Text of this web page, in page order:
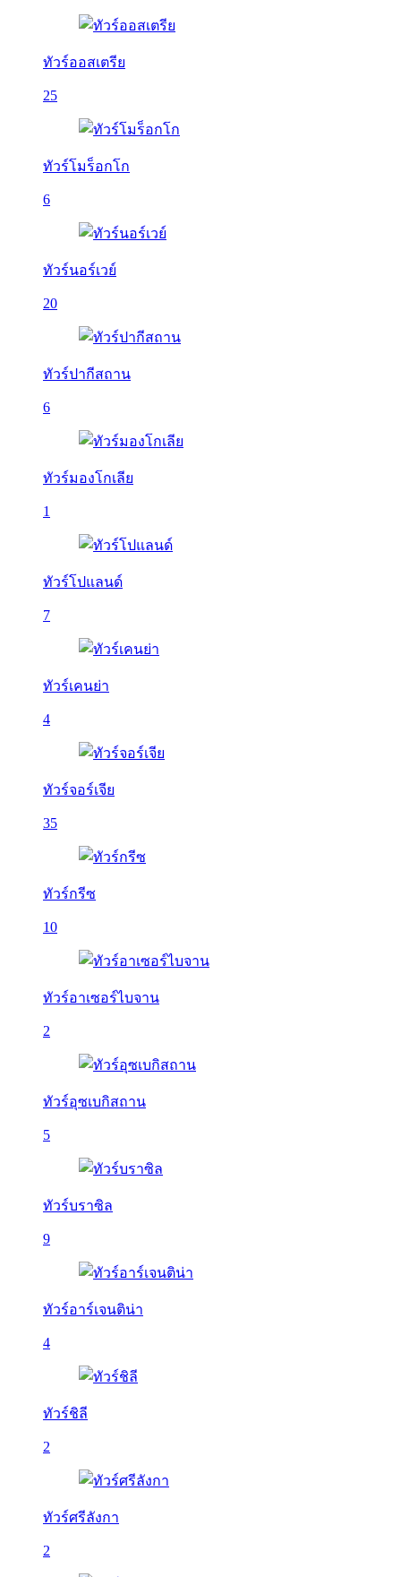
ทัวร์ออสเตรีย
25
ทัวร์โมร็อกโก
6
ทัวร์นอร์เวย์
20
ทัวร์ปากีสถาน
6
ทัวร์มองโกเลีย
1
ทัวร์โปแลนด์
7
ทัวร์เคนย่า
4
ทัวร์จอร์เจีย
35
ทัวร์กรีซ
10
ทัวร์อาเซอร์ไบจาน
2
ทัวร์อุซเบกิสถาน
5
ทัวร์บราซิล
9
ทัวร์อาร์เจนติน่า
4
ทัวร์ชิลี
2
ทัวร์ศรีลังกา
2